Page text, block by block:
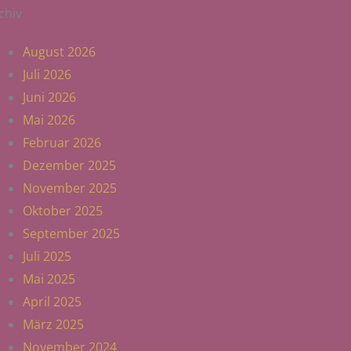
August 2026
Juli 2026
Juni 2026
Mai 2026
Februar 2026
Dezember 2025
November 2025
Oktober 2025
September 2025
Juli 2025
Mai 2025
April 2025
März 2025
November 2024